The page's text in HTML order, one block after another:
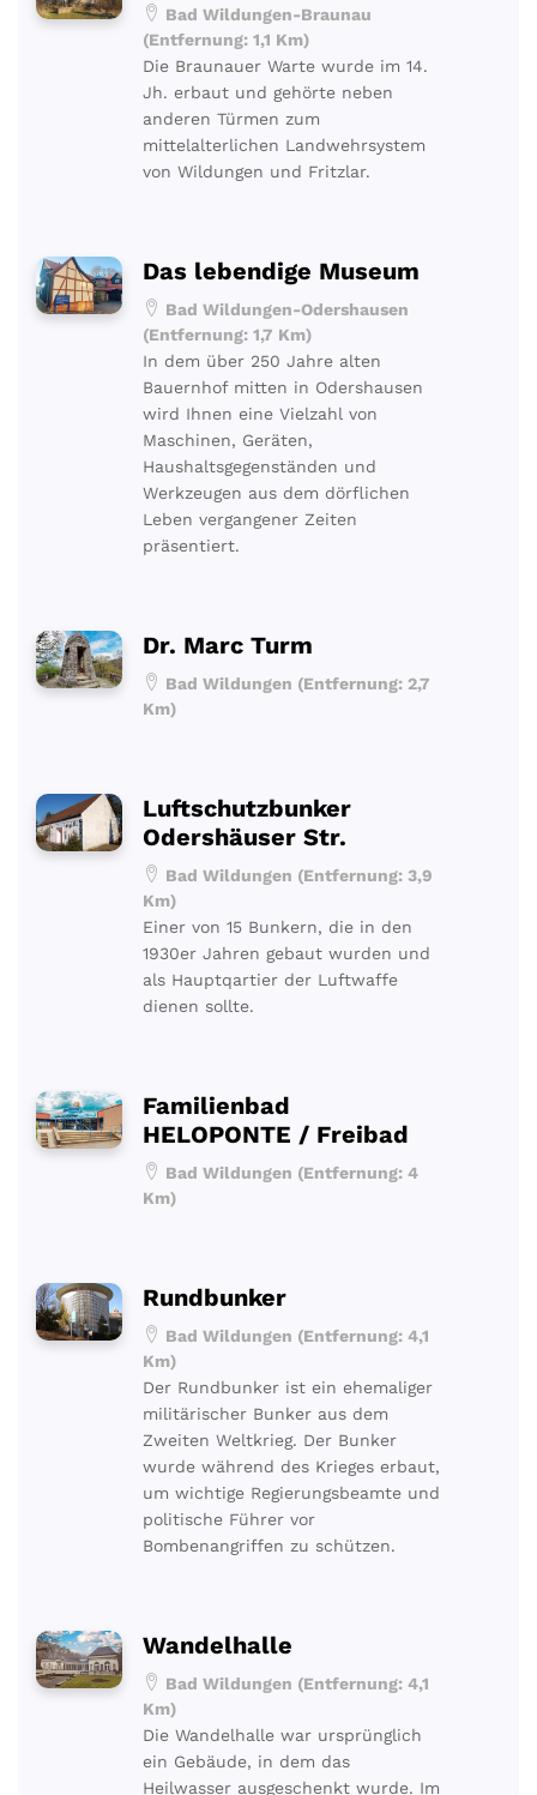
Bad Wildungen-Braunau
(Entfernung: 1,1 Km)
Die Braunauer Warte wurde im 14.
Jh. erbaut und gehörte neben
anderen Türmen zum
mittelalterlichen Landwehrsystem
von Wildungen und Fritzlar.
Das lebendige Museum
Bad Wildungen-Odershausen
(Entfernung: 1,7 Km)
In dem über 250 Jahre alten
Bauernhof mitten in Odershausen
wird Ihnen eine Vielzahl von
Maschinen, Geräten,
Haushaltsgegenständen und
Werkzeugen aus dem dörflichen
Leben vergangener Zeiten
präsentiert.
Dr. Marc Turm
Bad Wildungen (Entfernung: 2,7
Km)
Luftschutzbunker
Odershäuser Str.
Bad Wildungen (Entfernung: 3,9
Km)
Einer von 15 Bunkern, die in den
1930er Jahren gebaut wurden und
als Hauptqartier der Luftwaffe
dienen sollte.
Familienbad
HELOPONTE / Freibad
Bad Wildungen (Entfernung: 4
Km)
Rundbunker
Bad Wildungen (Entfernung: 4,1
Km)
Der Rundbunker ist ein ehemaliger
militärischer Bunker aus dem
Zweiten Weltkrieg. Der Bunker
wurde während des Krieges erbaut,
um wichtige Regierungsbeamte und
politische Führer vor
Bombenangriffen zu schützen.
Wandelhalle
Bad Wildungen (Entfernung: 4,1
Km)
Die Wandelhalle war ursprünglich
ein Gebäude, in dem das
Heilwasser ausgeschenkt wurde. Im